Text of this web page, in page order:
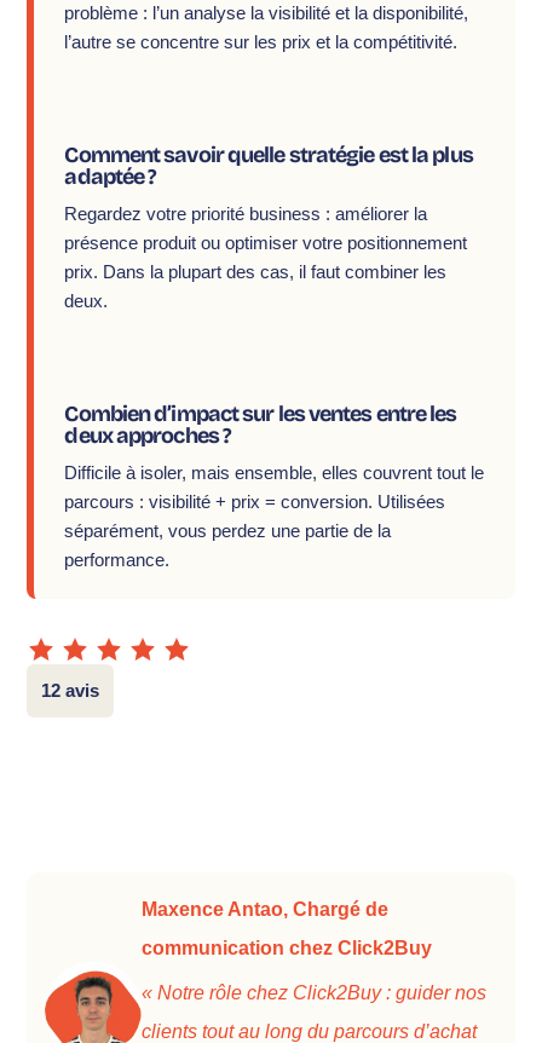
problème : l’un analyse la visibilité et la disponibilité,
l’autre se concentre sur les prix et la compétitivité.
Comment savoir quelle stratégie est la plus
adaptée ?
Regardez votre priorité business : améliorer la
présence produit ou optimiser votre positionnement
prix. Dans la plupart des cas, il faut combiner les
deux.
Combien d’impact sur les ventes entre les
deux approches ?
Difficile à isoler, mais ensemble, elles couvrent tout le
parcours : visibilité + prix = conversion. Utilisées
séparément, vous perdez une partie de la
performance.
12 avis
Maxence Antao, Chargé de
communication chez Click2Buy
« Notre rôle chez Click2Buy : guider nos
clients tout au long du parcours d’achat